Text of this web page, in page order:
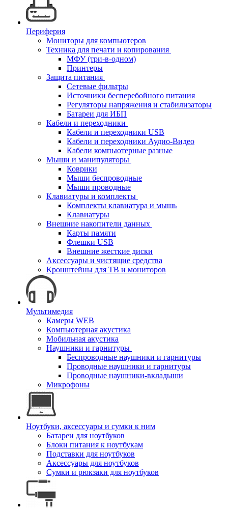
Периферия
Мониторы для компьютеров
Техника для печати и копирования
МФУ (три-в-одном)
Принтеры
Защита питания
Сетевые фильтры
Источники бесперебойного питания
Регуляторы напряжения и стабилизаторы
Батареи для ИБП
Кабели и переходники
Кабели и переходники USB
Кабели и переходники Аудио-Видео
Кабели компьютерные разные
Мыши и манипуляторы
Коврики
Мыши беспроводные
Мыши проводные
Клавиатуры и комплекты
Комплекты клавиатура и мышь
Клавиатуры
Внешние накопители данных
Карты памяти
Флешки USB
Внешние жесткие диски
Аксессуары и чистящие средства
Кронштейны для ТВ и мониторов
Мультимедия
Камеры WEB
Компьютерная акустика
Мобильная акустика
Наушники и гарнитуры
Беспроводные наушники и гарнитуры
Проводные наушники и гарнитуры
Проводные наушники-вкладыши
Микрофоны
Ноутбуки, аксессуары и сумки к ним
Батареи для ноутбуков
Блоки питания к ноутбукам
Подставки для ноутбуков
Аксессуары для ноутбуков
Сумки и рюкзаки для ноутбуков